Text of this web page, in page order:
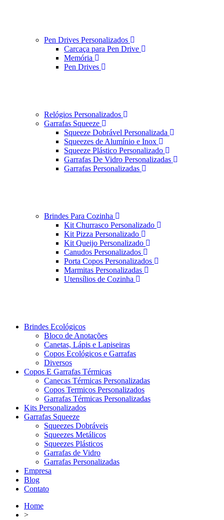
Pen Drives Personalizados
Carcaça para Pen Drive
Memória
Pen Drives
Relógios Personalizados
Garrafas Squeeze
Squeeze Dobrável Personalizada
Squeezes de Alumínio e Inox
Squeeze Plástico Personalizado
Garrafas De Vidro Personalizadas
Garrafas Personalizadas
Brindes Para Cozinha
Kit Churrasco Personalizado
Kit Pizza Personalizado
Kit Queijo Personalizado
Canudos Personalizados
Porta Copos Personalizados
Marmitas Personalizadas
Utensílios de Cozinha
Brindes Ecológicos
Bloco de Anotações
Canetas, Lápis e Lapiseiras
Copos Ecológicos e Garrafas
Diversos
Copos E Garrafas Térmicas
Canecas Térmicas Personalizadas
Copos Termicos Personalizados
Garrafas Térmicas Personalizadas
Kits Personalizados
Garrafas Squeeze
Squeezes Dobráveis
Squeezes Metálicos
Squeezes Plásticos
Garrafas de Vidro
Garrafas Personalizadas
Empresa
Blog
Contato
Home
>